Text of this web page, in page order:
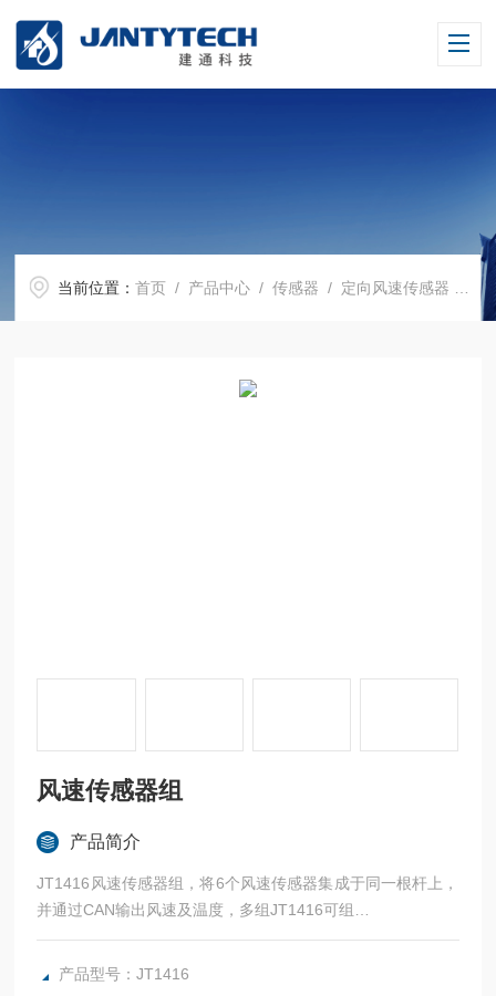
当前位置：首页 / 产品中心 /传感器 / 定向风速传感器
风速传感器组
产品简介
JT1416风速传感器组，将6个风速传感器集成于同一根杆上，
并通过CAN输出风速及温度，多组JT1416可组
成测量风速场的风速矩阵，特别适用于汽车空调通风测量，建
筑门窗气流组织设计等。
产品型号：JT1416